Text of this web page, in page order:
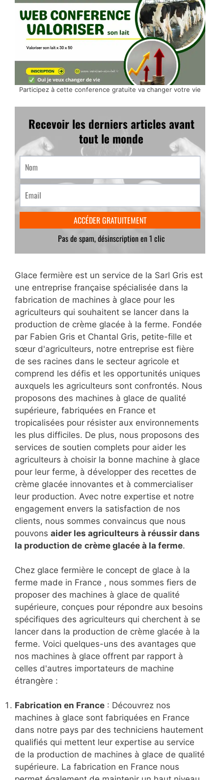
Participez à cette conference gratuite va changer votre vie
Glace fermière est un service de la Sarl Gris est
une entreprise française spécialisée dans la
fabrication de machines à glace pour les
agriculteurs qui souhaitent se lancer dans la
production de crème glacée à la ferme. Fondée
par Fabien Gris et Chantal Gris, petite-fille et
sœur d'agriculteurs, notre entreprise est fière
de ses racines dans le secteur agricole et
comprend les défis et les opportunités uniques
auxquels les agriculteurs sont confrontés. Nous
proposons des machines à glace de qualité
supérieure, fabriquées en France et
tropicalisées pour résister aux environnements
les plus difficiles. De plus, nous proposons des
services de soutien complets pour aider les
agriculteurs à choisir la bonne machine à glace
pour leur ferme, à développer des recettes de
crème glacée innovantes et à commercialiser
leur production. Avec notre expertise et notre
engagement envers la satisfaction de nos
clients, nous sommes convaincus que nous
pouvons aider les agriculteurs à réussir dans
la production de crème glacée à la ferme.
Chez glace fermière le concept de glace à la
ferme made in France , nous sommes fiers de
proposer des machines à glace de qualité
supérieure, conçues pour répondre aux besoins
spécifiques des agriculteurs qui cherchent à se
lancer dans la production de crème glacée à la
ferme. Voici quelques-uns des avantages que
nos machines à glace offrent par rapport à
celles d'autres importateurs de machine
étrangère :
Fabrication en France : Découvrez nos
machines à glace sont fabriquées en France
dans notre pays par des techniciens hautement
qualifiés qui mettent leur expertise au service
de la production de machines à glace de qualité
supérieure. La fabrication en France nous